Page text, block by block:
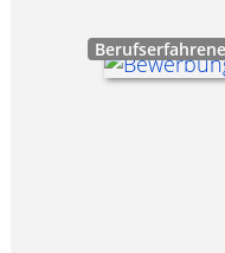
Berufserfahrene